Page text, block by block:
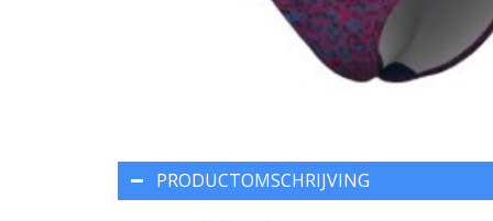
PRODUCTOMSCHRIJVING